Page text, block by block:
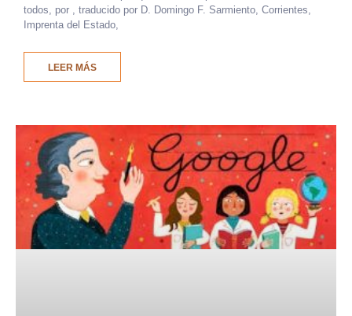
todos, por , traducido por D. Domingo F. Sarmiento, Corrientes,
Imprenta del Estado,
LEER MÁS